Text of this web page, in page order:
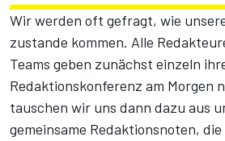
Wir werden oft gefragt, wie
zustande kommen. Alle
Teams geben zunächst einzeln
Redaktionskonferenz am Morgen
tauschen wir uns dann dazu aus
gemeinsame Redaktionsnoten,